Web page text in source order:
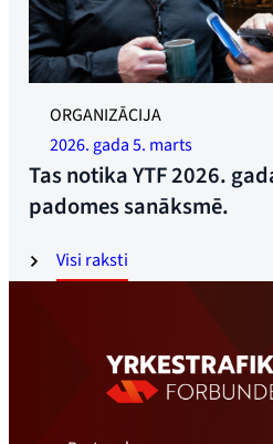
Visi raksti
ORGANIZĀCIJA
2026. gada 5. marts
Tas notika YTF 2026.
padomes sanāksmē.